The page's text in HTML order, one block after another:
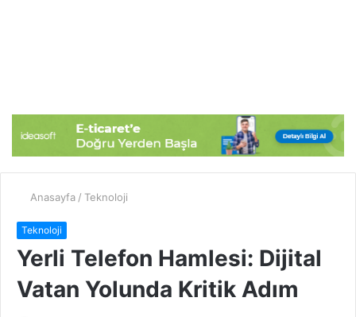
Anasayfa / Teknoloji
Teknoloji
Yerli Telefon Hamlesi: Dijital
Vatan Yolunda Kritik Adım